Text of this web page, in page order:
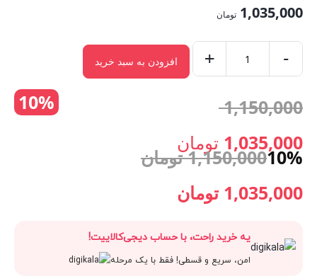
اصلی:
1,035,000 تومان
فعلی:
1,035,000 تومان.
شفاف
7
گرین
Green
PC
-
+ افزودن به سبد خرید
10% 1,150,000
اصلی: 1,035,000 تومان
1,035,000 تومان.
10%
1,150,000 تومان
قیمت
1,150,000 تومان
1,035,000 تومان
فعلی:
1,035,000 تومان.
یه خرید راحت، با حساب دیجی‌کالاییت!
امن، سریع و قسطی! فقط با یک مرحله